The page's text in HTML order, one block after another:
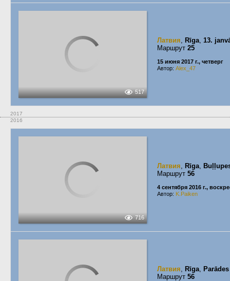
517
Латвия, Rīga, 13.
Маршрут 25
15 июня 2017 г., четверг
Автор: Alex_47
2017
2016
716
Латвия, Rīga,
Маршрут 56
4 сентября 2016 г.,
Автор: K.Paiken
Латвия, Rīga,
Маршрут 56